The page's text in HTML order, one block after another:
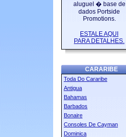
aluguel � base de
dados Portside
Promotions.
ESTALE AQUI
PARA DETALHES.
CARARIBE
Toda Do Cararibe
Antigua
Bahamas
Barbados
Bonaire
Consoles De Cayman
Dominica